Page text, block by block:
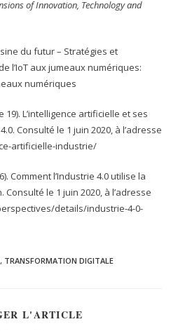
of Innovation, Technology and
du futur – Stratégies et
l’IoT aux jumeaux numériques:
numériques
19). L’intelligence artificielle et ses
Consulté le 1 juin 2020, à l’adresse
artificielle-industrie/
Comment l’Industrie 4.0 utilise la
le 1 juin 2020, à l’adresse
details/industrie-4-0-
, TRANSFORMATION DIGITALE
L'ARTICLE